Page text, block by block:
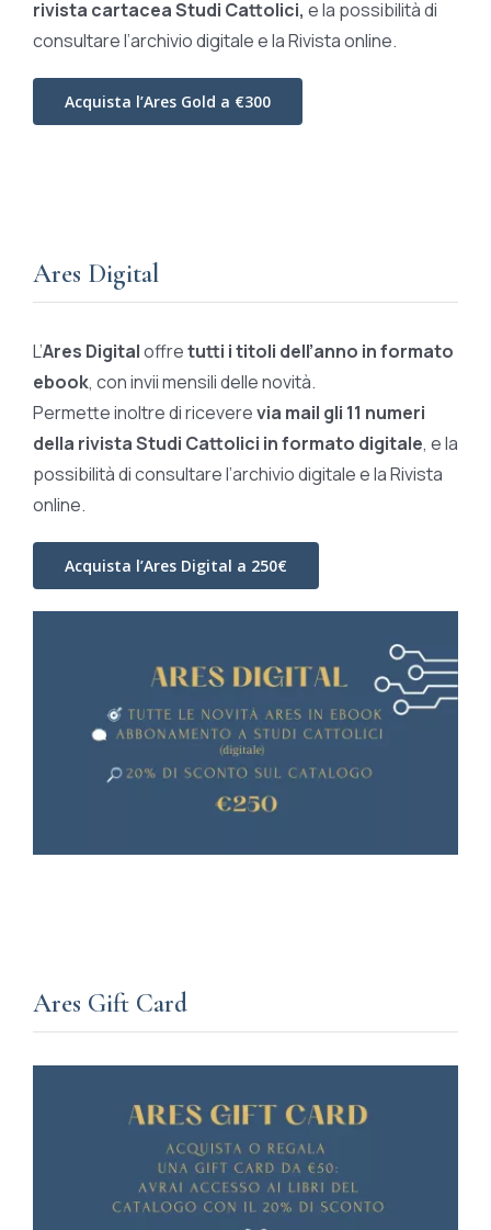
rivista cartacea Studi Cattolici, e la possibilità di
consultare l’archivio digitale e la Rivista online.
Acquista l’Ares Gold a €300
Ares Digital
L’Ares Digitaloffretutti i titoli dell’anno in formato
ebook, con invii mensili delle novità.
Permette inoltre di riceverevia mail gli 11 numeri
della rivista Studi Cattolici in formato digitale, e la
possibilità di consultare l’archivio digitale e la Rivista
online.
Acquista l’Ares Digital a 250€
Ares Gift Card